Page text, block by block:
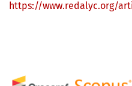
https://www.redalyc.org/